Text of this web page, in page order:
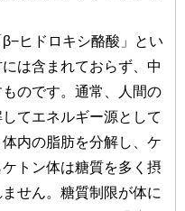
ヒドロキシ酪酸」とい
は含まれておらず、中
のです。通常、人間の
てエネルギー源として
内の脂肪を分解し、ケ
トン体は糖質を多く摂
せん。糖質制限が体に